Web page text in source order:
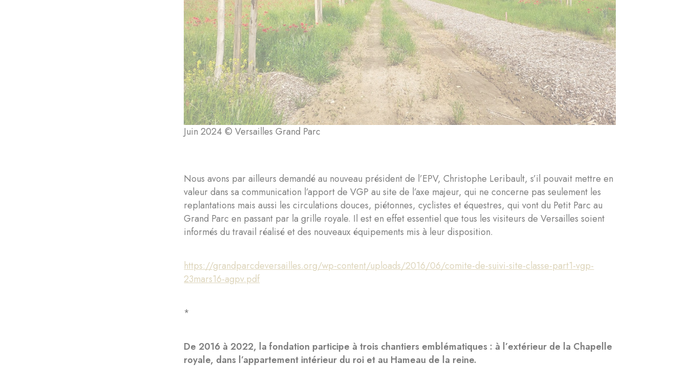
Juin 2024 © Versailles Grand Parc
Nous avons par ailleurs demandé au nouveau président de l’EPV, Christophe Leribault, s’il pouvait mettre en
valeur dans sa communication l’apport de VGP au site de l’axe majeur, qui ne concerne pas seulement les
replantations mais aussi les circulations douces, piétonnes, cyclistes et équestres, qui vont du Petit Parc au
Grand Parc en passant par la grille royale. Il est en effet essentiel que tous les visiteurs de Versailles soient
informés du travail réalisé et des nouveaux équipements mis à leur disposition.
https://grandparcdeversailles.org/wp-content/uploads/2016/06/comite-de-suivi-site-classe-part1-vgp-
23mars16-agpv.pdf
*
De 2016 à 2022, la fondation participe à trois chantiers emblématiques : à l’extérieur de la Chapelle
royale, dans l’appartement intérieur du roi et au Hameau de la reine.